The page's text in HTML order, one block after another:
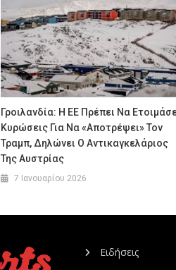
Γροιλανδία: Η ΕΕ Πρέπει Να
Κυρώσεις Για Να «αποτρέψει» Τον
Τραμπ, Δηλώνει Ο Αντικαγκελάριος
Της Αυστρίας
7 Ιανουαρίου 2026
Ειδήσεις